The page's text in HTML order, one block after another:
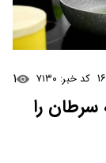
کد خبر: ۷۱۳۰ ۱
را